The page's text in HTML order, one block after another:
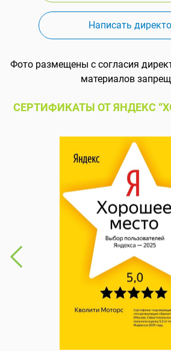
Написать
Фото размещены с согласия
материалов
СЕРТИФИКАТЫ ОТ ЯНДЕКС